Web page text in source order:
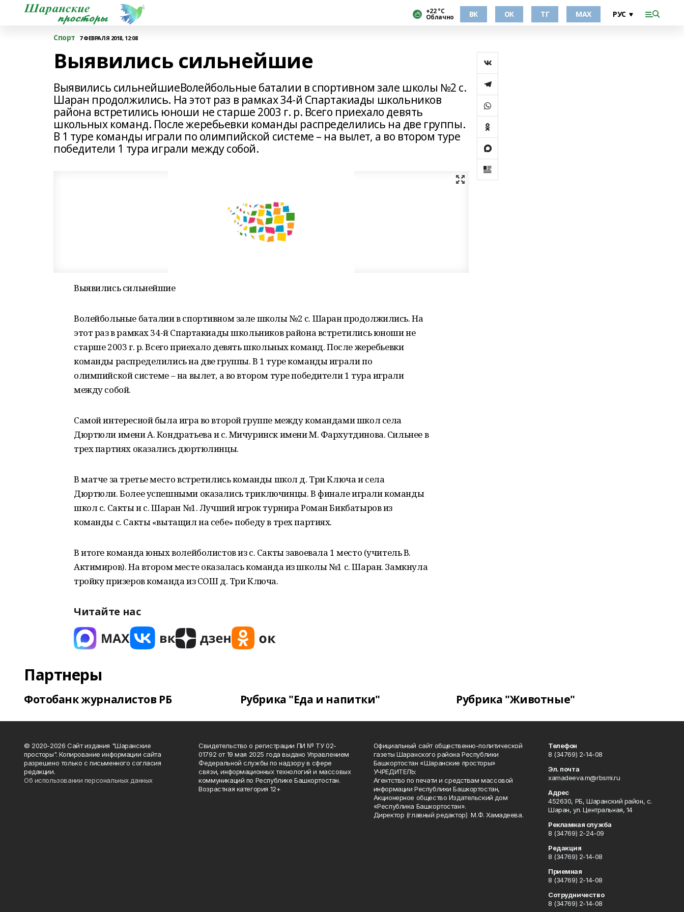
+22 °С
Облачно ВК ОК ТГ МАХ
Спорт 7 ФЕВРАЛЯ 2018, 12:08
Выявились сильнейшие
Выявились сильнейшиеВолейбольные баталии в спортивном зале школы №2 с.
Шаран продолжились. На этот раз в рамках 34-й Спартакиады школьников
района встретились юноши не старше 2003 г. р. Всего приехало девять
школьных команд. После жеребьевки команды распределились на две группы.
В 1 туре команды играли по олимпийской системе – на вылет, а во втором туре
победители 1 тура играли между собой.
Выявились сильнейшие
Волейбольные баталии в спортивном зале школы №2 с. Шаран продолжились. На
этот раз в рамках 34-й Спартакиады школьников района встретились юноши не
старше 2003 г. р. Всего приехало девять школьных команд. После жеребьевки
команды распределились на две группы. В 1 туре команды играли по
олимпийской системе – на вылет, а во втором туре победители 1 тура играли
между собой.
Самой интересной была игра во второй группе между командами школ села
Дюртюли имени А. Кондратьева и с. Мичуринск имени М. Фархутдинова. Сильнее в
трех партиях оказались дюртюлинцы.
В матче за третье место встретились команды школ д. Три Ключа и села
Дюртюли. Более успешными оказались триключинцы. В финале играли команды
школ с. Сакты и с. Шаран №1. Лучший игрок турнира Роман Бикбатыров из
команды с. Сакты «вытащил на себе» победу в трех партиях.
В итоге команда юных волейболистов из с. Сакты завоевала 1 место (учитель В.
Актимиров). На втором месте оказалась команда из школы №1 с. Шаран. Замкнула
тройку призеров команда из СОШ д. Три Ключа.
Читайте нас
Партнеры
Фотобанк журналистов РБ Рубрика "Еда и напитки" Рубрика "Животные"
© 2020-2026 Сайт издания "Шаранские
просторы". Копирование информации сайта
разрешено только с письменного согласия
редакции.
Об использовании персональных данных
Свидетельство о регистрации ПИ № ТУ 02-
01792 от 19 мая 2025 года выдано Управлением
Федеральной службы по надзору в сфере
связи, информационных технологий и массовых
коммуникаций по Республике Башкортостан.
Возрастная категория 12+
Официальный сайт общественно-политической
газеты Шаранского района Республики
Башкортостан «Шаранские просторы»
УЧРЕДИТЕЛЬ:
Агентство по печати и средствам массовой
информации Республики Башкортостан,
Акционерное общество Издательский дом
«Республика Башкортостан».
Директор (главный редактор) М.Ф. Хамадеева.
Телефон
8 (34769) 2-14-08
Эл. почта
xamadeeva.m@rbsmi.ru
Адрес
452630, РБ, Шаранский район, с.
Шаран, ул. Центральная, 14
Рекламная служба
8 (34769) 2-24-09
Редакция
8 (34769) 2-14-08
Приемная
8 (34769) 2-14-08
Сотрудничество
8 (34769) 2-14-08